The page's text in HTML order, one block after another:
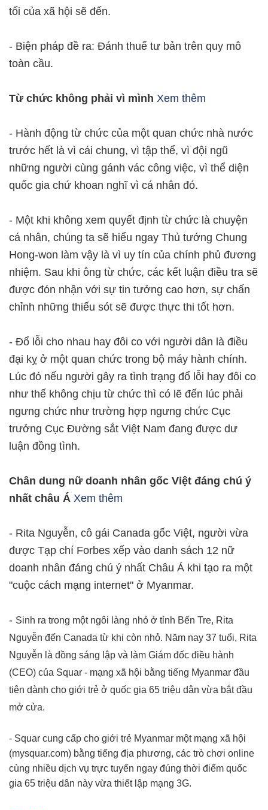
tối của xã hội sẽ đến.
- Biện pháp đề ra: Đánh thuế tư bản trên quy mô
toàn cầu.
Từ chức không phải vì mình Xem thêm
- Hành động từ chức của một quan chức nhà nước
trước hết là vì cái chung, vì tập thể, vì đội ngũ
những người cùng gánh vác công việc, vì thể diện
quốc gia chứ khoan nghĩ vì cá nhân đó.
- Một khi không xem quyết định từ chức là chuyện
cá nhân, chúng ta sẽ hiểu ngay Thủ tướng Chung
Hong-won làm vậy là vì uy tín của chính phủ đương
nhiệm. Sau khi ông từ chức, các kết luận điều tra sẽ
được đón nhận với sự tin tưởng cao hơn, sự chấn
chỉnh những thiếu sót sẽ được thực thi tốt hơn.
- Đổ lỗi cho nhau hay đôi co với người dân là điều
đại kỵ ở một quan chức trong bộ máy hành chính.
Lúc đó nếu người gây ra tình trạng đổ lỗi hay đôi co
như thế không chịu từ chức thì có lẽ đến lúc phải
ngưng chức như trường hợp ngưng chức Cục
trưởng Cục Đường sắt Việt Nam đang được dư
luận đồng tình.
Chân dung nữ doanh nhân gốc Việt đáng chú ý
nhất châu Á Xem thêm
- Rita Nguyễn, cô gái Canada gốc Việt, người vừa
được Tạp chí Forbes xếp vào danh sách 12 nữ
doanh nhân đáng chú ý nhất Châu Á khi tạo ra một
"cuộc cách mạng internet" ở Myanmar.
- Sinh ra trong một ngôi làng nhỏ ở tỉnh Bến Tre, Rita
Nguyễn đến Canada từ khi còn nhỏ. Năm nay 37 tuổi, Rita
Nguyễn là đồng sáng lập và làm Giám đốc điều hành
(CEO) của Squar - mạng xã hội bằng tiếng Myanmar đầu
tiên dành cho giới trẻ ở quốc gia 65 triệu dân vừa bắt đầu
mở cửa.
- Squar cung cấp cho giới trẻ Myanmar một mạng xã hội
(mysquar.com) bằng tiếng địa phương, các trò chơi online
cùng nhiều dịch vụ trực tuyến ngay đúng thời điểm quốc
gia 65 triệu dân này vừa thiết lập mạng 3G.